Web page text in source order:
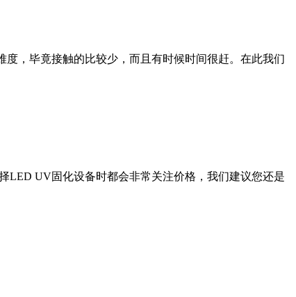
，毕竟接触的比较少，而且有时候时间很赶。在此我们
LED UV固化设备时都会非常关注价格，我们建议您还是